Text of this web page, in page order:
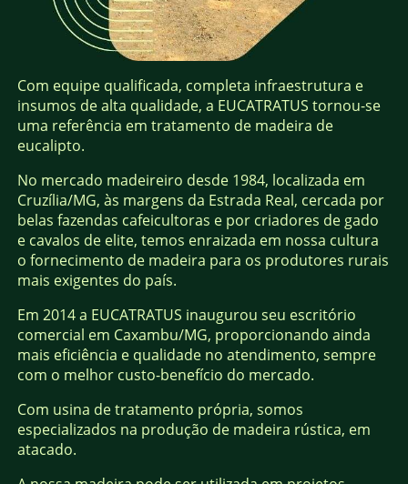
Com equipe qualificada, completa infraestrutura e
insumos de alta qualidade, a EUCATRATUS tornou-se
uma referência em tratamento de madeira de
eucalipto.
No mercado madeireiro desde 1984, localizada em
Cruzília/MG, às margens da Estrada Real, cercada por
belas fazendas cafeicultoras e por criadores de gado
e cavalos de elite, temos enraizada em nossa cultura
o fornecimento de madeira para os produtores rurais
mais exigentes do país.
Em 2014 a EUCATRATUS inaugurou seu escritório
comercial em Caxambu/MG, proporcionando ainda
mais eficiência e qualidade no atendimento, sempre
com o melhor custo-benefício do mercado.
Com usina de tratamento própria, somos
especializados na produção de madeira rústica, em
atacado.